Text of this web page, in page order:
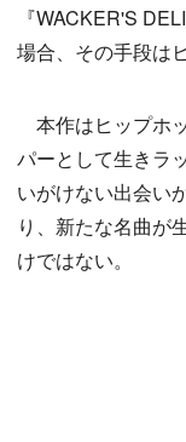
『WACKER'S
場合、その手段は
本作はヒップホ
パーとして生きラ
いがけない出会い
り、新たな名曲が
けではない。